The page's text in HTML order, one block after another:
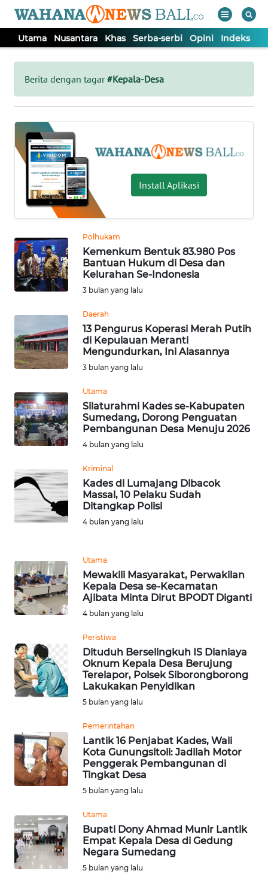
Utama Nusantara Khas Serba-serbi Opini Indeks
Berita dengan tagar#Kepala-Desa
Install Aplikasi
Polhukam
Kemenkum Bentuk 83.980 Pos
Bantuan Hukum di Desa dan
Kelurahan Se-Indonesia
3 bulan yang lalu
Daerah
13 Pengurus Koperasi Merah Putih
di Kepulauan Meranti
Mengundurkan, Ini Alasannya
3 bulan yang lalu
Utama
Silaturahmi Kades se-Kabupaten
Sumedang, Dorong Penguatan
Pembangunan Desa Menuju 2026
4 bulan yang lalu
Kriminal
Kades di Lumajang Dibacok
Massal, 10 Pelaku Sudah
Ditangkap Polisi
4 bulan yang lalu
Utama
Mewakili Masyarakat, Perwakilan
Kepala Desa se-Kecamatan
Ajibata Minta Dirut BPODT Diganti
4 bulan yang lalu
Peristiwa
Dituduh Berselingkuh IS Dianiaya
Oknum Kepala Desa Berujung
Terelapor, Polsek Siborongborong
Lakukakan Penyidikan
5 bulan yang lalu
Pemerintahan
Lantik 16 Penjabat Kades, Wali
Kota Gunungsitoli: Jadilah Motor
Penggerak Pembangunan di
Tingkat Desa
5 bulan yang lalu
Utama
Bupati Dony Ahmad Munir Lantik
Empat Kepala Desa di Gedung
Negara Sumedang
5 bulan yang lalu
Tutup
UTAMA
NUSANTARA
KHAS
SERBA-
SERBI
OPINI
Informasi
INDEKS
KONTAK
KAMI
INFO
IKLAN
TENTANG
PEDOMAN
MEDIA
SIBER
KARIR
DISCLAIMER
Wahana
News
Regional
WN
WN
JAKARTA
WN
WN
BANTEN
WN